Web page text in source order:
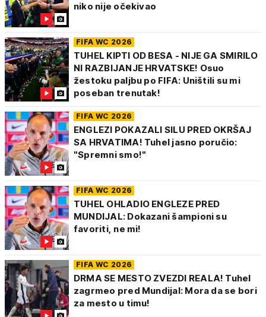
niko nije očekivao
FIFA WC 2026
TUHEL KIPTI OD BESA - NIJE GA SMIRILO
NI RAZBIJANJE HRVATSKE! Osuo
žestoku paljbu po FIFA: Uništili su mi
poseban trenutak!
FIFA WC 2026
ENGLEZI POKAZALI SILU PRED OKRŠAJ
SA HRVATIMA! Tuhel jasno poručio:
"Spremni smo!"
FIFA WC 2026
TUHEL OHLADIO ENGLEZE PRED
MUNDIJAL: Dokazani šampioni su
favoriti, ne mi!
FIFA WC 2026
DRMA SE MESTO ZVEZDI REALA! Tuhel
zagrmeo pred Mundijal: Mora da se bori
za mesto u timu!